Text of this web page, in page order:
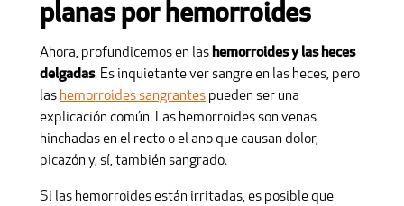
planas por hemorroides
Ahora, profundicemos en las hemorroides y las heces
delgadas. Es inquietante ver sangre en las heces, pero
las hemorroides sangrantes pueden ser una
explicación común. Las hemorroides son venas
hinchadas en el recto o el ano que causan dolor,
picazón y, sí, también sangrado.
Si las hemorroides están irritadas, es posible que